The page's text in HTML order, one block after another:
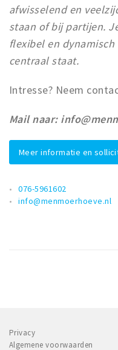
afwisselend en
staan of bij partijen.
flexibel en
centraal staat.
Intresse? Neem
Mail naar:
Meer informatie en
076-5961602
info@menmoerhoeve.nl
Privacy
Algemene voorwaarden